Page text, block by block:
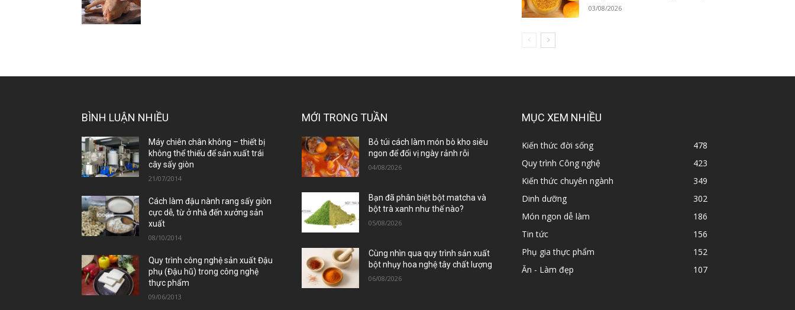
03/08/2026
BÌNH LUẬN NHIỀU
Máy chiên chân không – thiết bị
không thể thiếu để sản xuất trái
cây sấy giòn
21/07/2014
Cách làm đậu nành rang sấy giòn
cực dễ, từ ở nhà đến xưởng sản
xuất
08/10/2014
Quy trình công nghệ sản xuất Đậu
phụ (Đậu hũ) trong công nghệ
thực phẩm
09/06/2013
MỚI TRONG TUẦN
Bỏ túi cách làm món bò kho siêu
ngon để đổi vị ngày rảnh rỗi
04/08/2026
Bạn đã phân biệt bột matcha và
bột trà xanh như thế nào?
05/08/2026
Cùng nhìn qua quy trình sản xuất
bột nhụy hoa nghệ tây chất lượng
06/08/2026
MỤC XEM NHIỀU
Kiến thức đời sống
478
Quy trình Công nghệ
423
Kiến thức chuyên ngành
349
Dinh dưỡng
302
Món ngon dễ làm
186
Tin tức
156
Phụ gia thực phẩm
152
Ăn - Làm đẹp
107